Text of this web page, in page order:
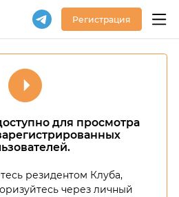
Регистрация
для просмотра
резидентом Клуба,
через личный